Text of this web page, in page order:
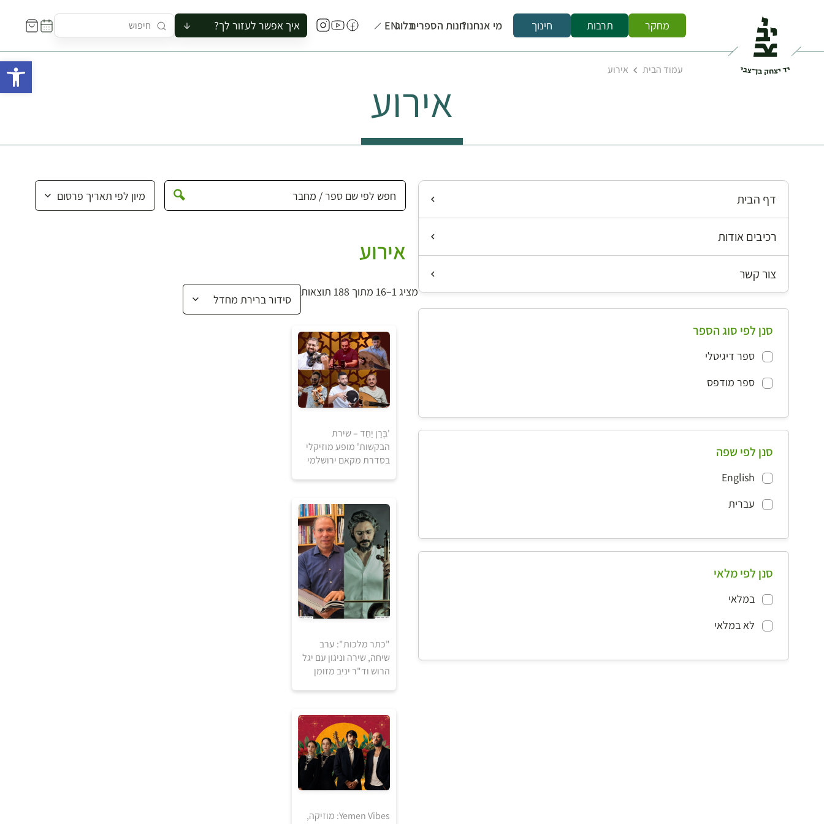
מחקר תרבות חינוך מי אנחנו?חנות הספריםבלוגEN איך אפשר לעזור לך?
להזמין סיור לקבוצה
לתאם ביקור בצריף
עמוד הבית אירוע
אירוע
דף הבית
רכיבים אודות
צור קשר
סנן לפי סוג הספר
ספר דיגיטלי
ספר מודפס
סנן לפי שפה
English
עברית
סנן לפי מלאי
במלאי
לא במלאי
אירוע
מציג 1–16 מתוך 188 תוצאות
30
₪
למידע ולרכישה
'בְּרָן יַחַד – שירת
הבקשות' מופע מוזיקלי
בסדרת מקאם ירושלמי
"כתר מלכות": ערב
שיחה, שירה וניגון עם יגל
הרוש וד"ר יניב מזומן
Yemen Vibes: מוזיקה,